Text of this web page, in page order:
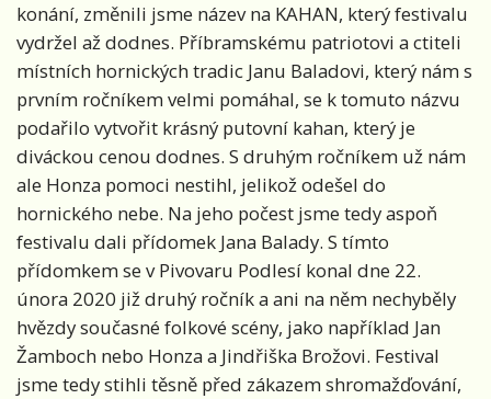
konání, změnili jsme název na KAHAN, který festivalu
vydržel až dodnes. Příbramskému patriotovi a ctiteli
místních hornických tradic Janu Baladovi, který nám s
prvním ročníkem velmi pomáhal, se k tomuto názvu
podařilo vytvořit krásný putovní kahan, který je
diváckou cenou dodnes. S druhým ročníkem už nám
ale Honza pomoci nestihl, jelikož odešel do
hornického nebe. Na jeho počest jsme tedy aspoň
festivalu dali přídomek Jana Balady. S tímto
přídomkem se v Pivovaru Podlesí konal dne 22.
února 2020 již druhý ročník a ani na něm nechyběly
hvězdy současné folkové scény, jako například Jan
Žamboch nebo Honza a Jindřiška Brožovi. Festival
jsme tedy stihli těsně před zákazem shromažďování,